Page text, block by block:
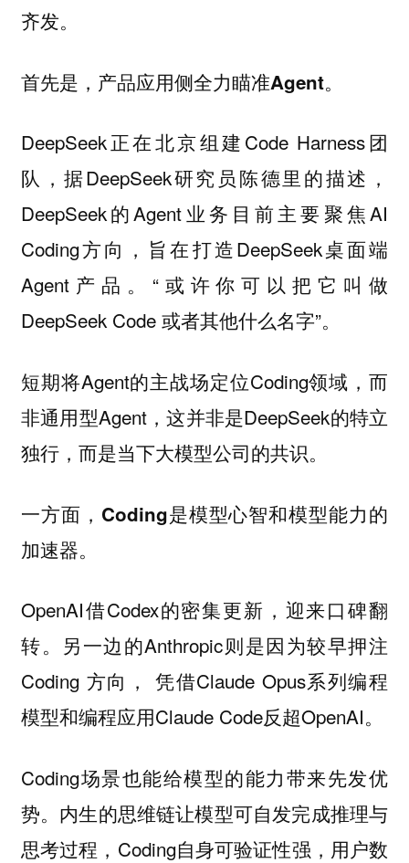
齐发。
首先是，产品应用侧全力瞄准Agent。
DeepSeek正在北京组建Code Harness团
队，据DeepSeek研究员陈德里的描述，
DeepSeek的Agent业务目前主要聚焦AI
Coding方向，旨在打造DeepSeek桌面端
Agent产品。“或许你可以把它叫做
DeepSeek Code 或者其他什么名字”。
短期将Agent的主战场定位Coding领域，而
非通用型Agent，这并非是DeepSeek的特立
独行，而是当下大模型公司的共识。
一方面，Coding是模型心智和模型能力的
加速器。
OpenAI借Codex的密集更新，迎来口碑翻
转。另一边的Anthropic则是因为较早押注
Coding 方向， 凭借Claude Opus系列编程
模型和编程应用Claude Code反超OpenAI。
Coding场景也能给模型的能力带来先发优
势。内生的思维链让模型可自发完成推理与
思考过程，Coding自身可验证性强，用户数